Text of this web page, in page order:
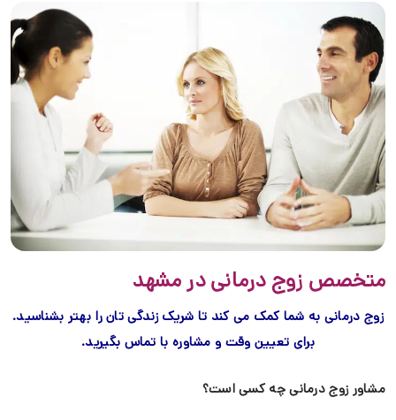
متخصص زوج درمانی در مشهد
زوج درمانی به شما کمک می کند تا شریک زندگی تان را بهتر بشناسید.
برای تعیین وقت و مشاوره با تماس بگیرید.
مشاور زوج درمانی چه کسی است؟